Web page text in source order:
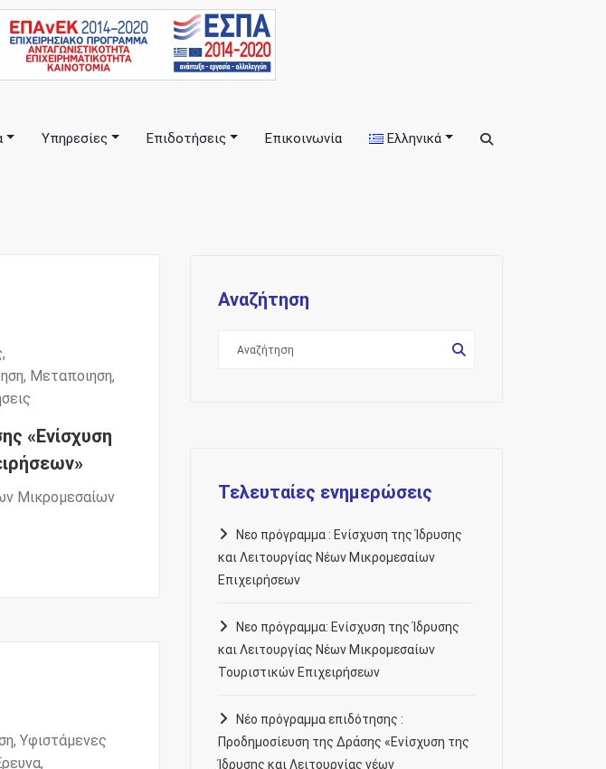
Επιχειρήσεων, Επιδοτήσεις
Υπηρεσίες Επιδοτήσεις Επικοινωνία Ελληνικά
,
, Μεταποιηση,
«Ενίσχυση
Μικρομεσαίων
, Υφιστάμενες
,
Αναζήτηση
Τελευταίες ενημερώσεις
Νεο πρόγραμμα : Ενίσχυση της Ίδρυσης
και Λειτουργίας Νέων Μικρομεσαίων
Επιχειρήσεων
Νεο πρόγραμμα: Ενίσχυση της Ίδρυσης
και Λειτουργίας Νέων Μικρομεσαίων
Τουριστικών Επιχειρήσεων
Νέο πρόγραμμα επιδότησης :
Προδημοσίευση της Δράσης «Ενίσχυση της
Ίδρυσης και Λειτουργίας νέων